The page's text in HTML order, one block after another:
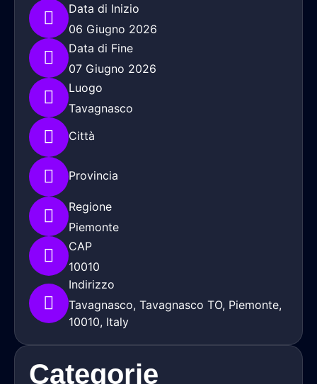
Data di Inizio
06 Giugno 2026
Data di Fine
07 Giugno 2026
Luogo
Tavagnasco
Città
Provincia
Regione
Piemonte
CAP
10010
Indirizzo
Tavagnasco, Tavagnasco TO, Piemonte,
10010, Italy
Categorie